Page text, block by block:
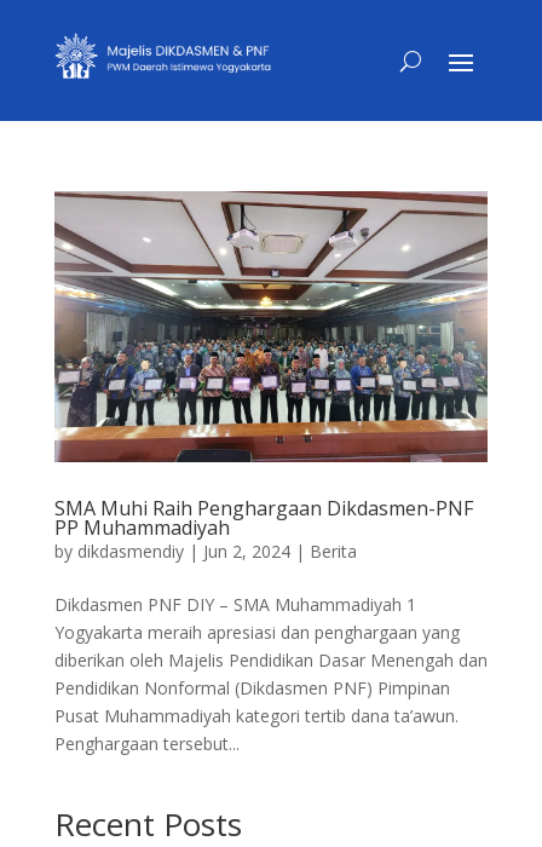
SMA Muhi Raih Penghargaan Dikdasmen-PNF
PP Muhammadiyah
by dikdasmendiy| Jun 2, 2024| Berita
Dikdasmen PNF DIY – SMA Muhammadiyah 1
Yogyakarta meraih apresiasi dan penghargaan yang
diberikan oleh Majelis Pendidikan Dasar Menengah dan
Pendidikan Nonformal (Dikdasmen PNF) Pimpinan
Pusat Muhammadiyah kategori tertib dana ta’awun.
Penghargaan tersebut...
Recent Posts